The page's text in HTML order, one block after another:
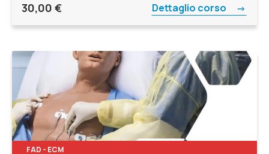
30,00 € Dettaglio corso
FAD - ECM